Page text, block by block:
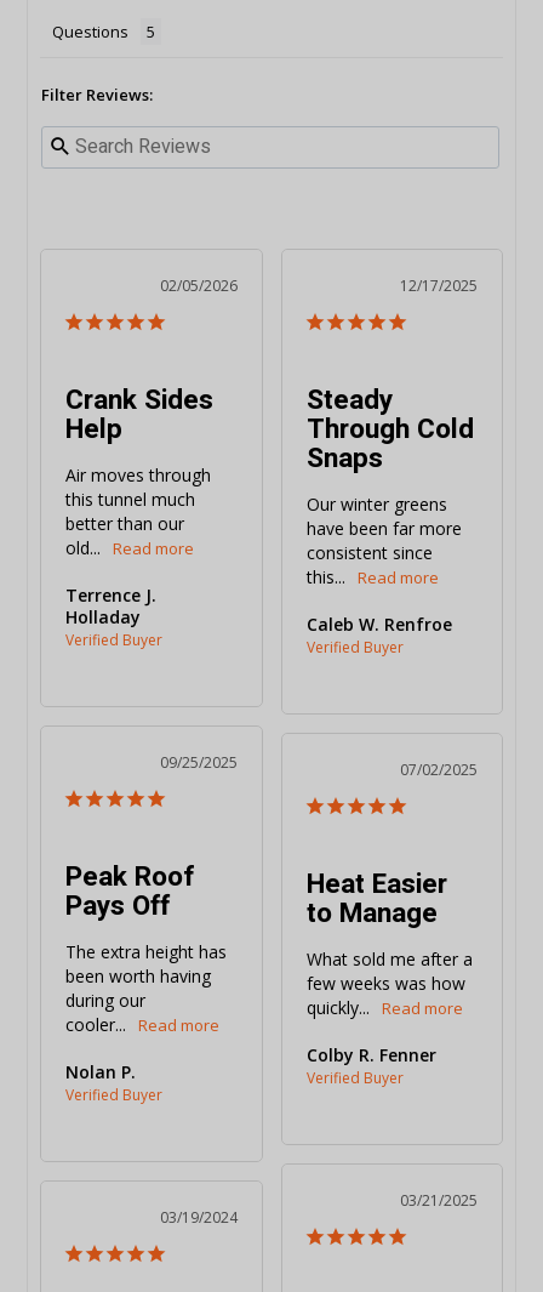
Questions
Filter Reviews:
02/05/2026
Crank Sides
Help
Air moves through
this tunnel much
better than our
old...
Terrence J.
Holladay
12/17/2025
Steady
Through Cold
Snaps
Our winter greens
have been far more
consistent since
this...
Caleb W. Renfroe
09/25/2025
Peak Roof
Pays Off
The extra height has
been worth having
during our
cooler...
Nolan P.
07/02/2025
Heat Easier
to Manage
What sold me after a
few weeks was how
quickly...
Colby R. Fenner
03/21/2025
03/19/2024